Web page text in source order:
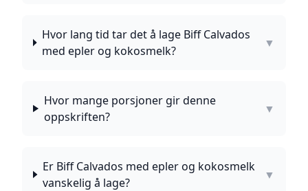
Hvor lang tid tar det å lage Biff Calvados
med epler og kokosmelk?
▼
Hvor mange porsjoner gir denne
oppskriften?
▼
Er Biff Calvados med epler og kokosmelk
vanskelig å lage?
▼